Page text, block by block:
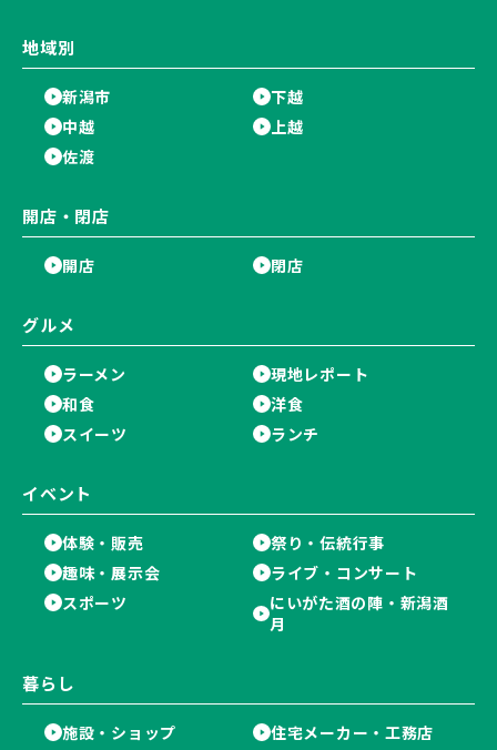
地域別
新潟市
下越
中越
上越
佐渡
開店・閉店
開店 閉店
グルメ
ラーメン
現地レポート
和食
洋食
スイーツ
ランチ
イベント
体験・販売
祭り・伝統行事
趣味・展示会
ライブ・コンサート
スポーツ
にいがた酒の陣・新潟酒
月
暮らし
施設・ショップ 住宅メーカー・工務店